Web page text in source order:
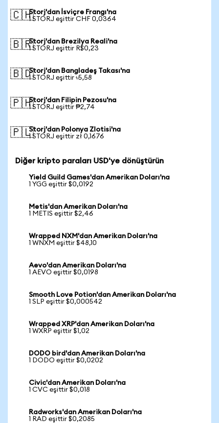
🇨🇭Storj'dan İsviçre Frangı'na
1 STORJ eşittir CHF 0,0364
🇧🇷Storj'dan Brezilya Reali'na
1 STORJ eşittir R$0,23
🇧🇩Storj'dan Bangladeş Takası'na
1 STORJ eşittir ৳5,58
🇵🇭Storj'dan Filipin Pezosu'na
1 STORJ eşittir ₱2,74
🇵🇱Storj'dan Polonya Zlotisi'na
1 STORJ eşittir zł 0,1676
Diğer kripto paraları USD'ye dönüştürün
Yield Guild Games'dan Amerikan Doları'na
1 YGG eşittir $0,0192
Metis'dan Amerikan Doları'na
1 METIS eşittir $2,46
Wrapped NXM'dan Amerikan Doları'na
1 WNXM eşittir $48,10
Aevo'dan Amerikan Doları'na
1 AEVO eşittir $0,0198
Smooth Love Potion'dan Amerikan Doları'na
1 SLP eşittir $0,000542
Wrapped XRP'dan Amerikan Doları'na
1 WXRP eşittir $1,02
DODO bird'dan Amerikan Doları'na
1 DODO eşittir $0,0202
Civic'dan Amerikan Doları'na
1 CVC eşittir $0,018
Radworks'dan Amerikan Doları'na
1 RAD eşittir $0,2085